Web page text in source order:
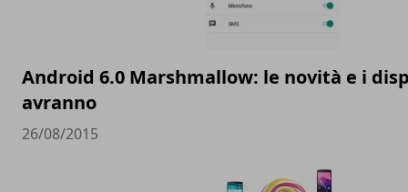
Android 6.0 Marshmallow: le novità e i
avranno
26/08/2015